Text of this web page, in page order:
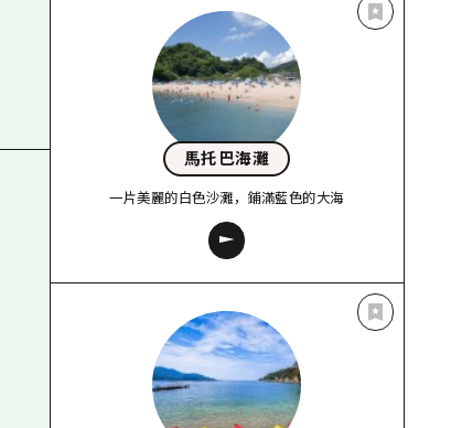
馬托巴海灘
一片美麗的白色沙灘，鋪滿藍色的大海